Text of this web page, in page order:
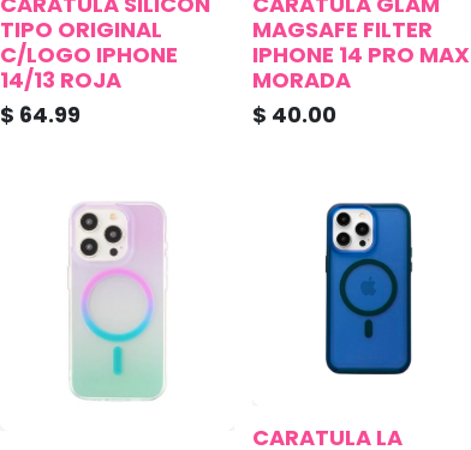
TIPO ORIGINAL
C/LOGO IPHONE
14/13 ROJA
$ 64.99
MAGSAFE FILTER
IPHONE 14 PRO MAX
MORADA
$ 40.00
CARATULA LA